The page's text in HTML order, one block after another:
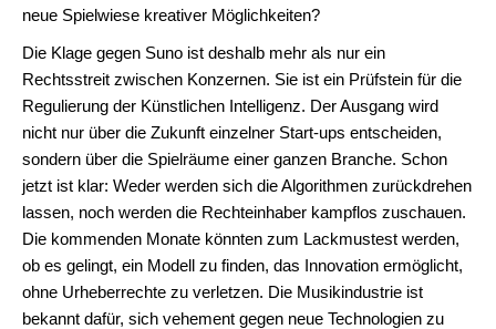
neue Spielwiese kreativer Möglichkeiten?
Die Klage gegen Suno ist deshalb mehr als nur ein
Rechtsstreit zwischen Konzernen. Sie ist ein Prüfstein für die
Regulierung der Künstlichen Intelligenz. Der Ausgang wird
nicht nur über die Zukunft einzelner Start-ups entscheiden,
sondern über die Spielräume einer ganzen Branche. Schon
jetzt ist klar: Weder werden sich die Algorithmen zurückdrehen
lassen, noch werden die Rechteinhaber kampflos zuschauen.
Die kommenden Monate könnten zum Lackmustest werden,
ob es gelingt, ein Modell zu finden, das Innovation ermöglicht,
ohne Urheberrechte zu verletzen. Die Musikindustrie ist
bekannt dafür, sich vehement gegen neue Technologien zu